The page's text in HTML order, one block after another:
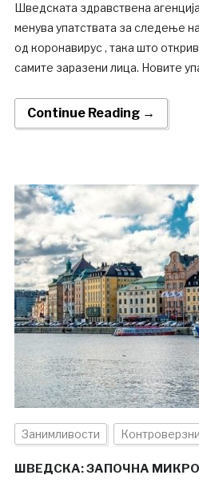
Шведската здравствена
менува упатствата за следење
од коронавирус , така што
самите заразени лица. Новите
Continue Reading →
Занимливости
ШВЕДСКА: ЗАПОЧНА